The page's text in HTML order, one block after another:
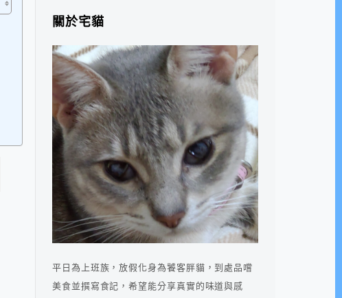
關於宅貓
平日為上班族，放假化身為饕客胖貓，到處品嚐
美食並撰寫食記，希望能分享真實的味道與感